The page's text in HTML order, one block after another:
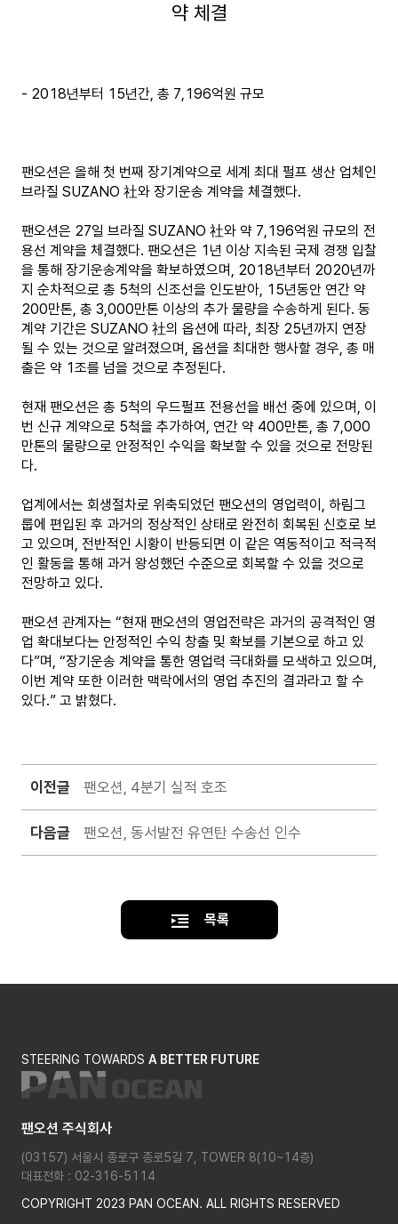
약 체결
- 2018년부터 15년간, 총 7,196억원 규모
팬오션은 올해 첫 번째 장기계약으로 세계 최대 펄프 생산 업체인
브라질 SUZANO 社와 장기운송 계약을 체결했다.
팬오션은 27일 브라질 SUZANO 社와 약 7,196억원 규모의 전
용선 계약을 체결했다. 팬오션은 1년 이상 지속된 국제 경쟁 입찰
을 통해 장기운송계약을 확보하였으며, 2018년부터 2020년까
지 순차적으로 총 5척의 신조선을 인도받아, 15년동안 연간 약
200만톤, 총 3,000만톤 이상의 추가 물량을 수송하게 된다. 동
계약 기간은 SUZANO 社의 옵션에 따라, 최장 25년까지 연장
될 수 있는 것으로 알려졌으며, 옵션을 최대한 행사할 경우, 총 매
출은 약 1조를 넘을 것으로 추정된다.
현재 팬오션은 총 5척의 우드펄프 전용선을 배선 중에 있으며, 이
번 신규 계약으로 5척을 추가하여, 연간 약 400만톤, 총 7,000
만톤의 물량으로 안정적인 수익을 확보할 수 있을 것으로 전망된
다.
업계에서는 회생절차로 위축되었던 팬오션의 영업력이, 하림그
룹에 편입된 후 과거의 정상적인 상태로 완전히 회복된 신호로 보
고 있으며, 전반적인 시황이 반등되면 이 같은 역동적이고 적극적
인 활동을 통해 과거 왕성했던 수준으로 회복할 수 있을 것으로
전망하고 있다.
팬오션 관계자는 “현재 팬오션의 영업전략은 과거의 공격적인 영
업 확대보다는 안정적인 수익 창출 및 확보를 기본으로 하고 있
다”며, “장기운송 계약을 통한 영업력 극대화를 모색하고 있으며,
이번 계약 또한 이러한 맥락에서의 영업 추진의 결과라고 할 수
있다.” 고 밝혔다.
이전글 팬오션, 4분기 실적 호조
다음글 팬오션, 동서발전 유연탄 수송선 인수
목록
STEERING TOWARDS A BETTER FUTURE
팬오션 주식회사
(03157) 서울시 종로구 종로5길 7, TOWER 8(10~14층)
대표전화 : 02-316-5114
COPYRIGHT 2023 PAN OCEAN. ALL RIGHTS RESERVED